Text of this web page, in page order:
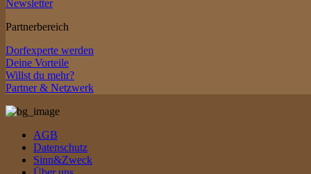
Newsletter
Partnerbereich
Dorfexperte werden
Deine Vorteile
Willst du mehr?
Partner & Netzwerk
AGB
Datenschutz
Sinn&Zweck